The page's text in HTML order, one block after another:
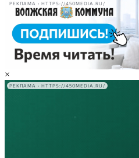
РЕКЛАМА • HTTPS://450MEDIA.RU/
×
РЕКЛАМА • HTTPS://450MEDIA.RU/